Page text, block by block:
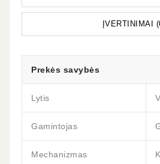
ĮVERTINIMAI
Prekės savybės
Lytis
Gamintojas
Mechanizmas